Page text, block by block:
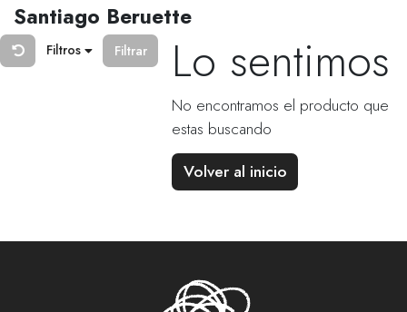
Santiago Beruette
Filtros Filtrar Lo sentimos
No encontramos el producto que
estas buscando
Volver al inicio